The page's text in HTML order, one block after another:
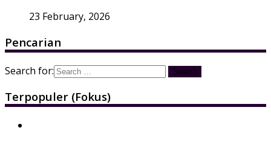
23 February, 2026
Pencarian
Search for:
Terpopuler (Fokus)